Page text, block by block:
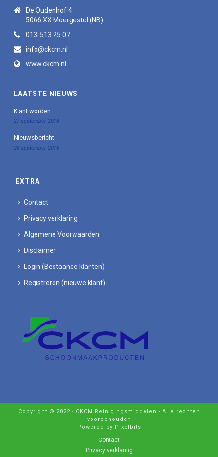
De Oudenhof 4
5066 XX Moergestel (NB)
013-513 25 07
info@ckcm.nl
www.ckcm.nl
LAATSTE NIEUWS
Klant worden
27 september 2018
Nieuwsbericht
20 september 2018
EXTRA
Contact
Privacy verklaring
Algemene Voorwaarden
Disclaimer
Login (Bestaande klanten)
Registreren (nieuwe klant)
Copyright © 2022 - CKCM Reinigingsmiddelen - Alle rechten
voorbehouden
Powered by Pixelbits
Contact
Privacy verklaring